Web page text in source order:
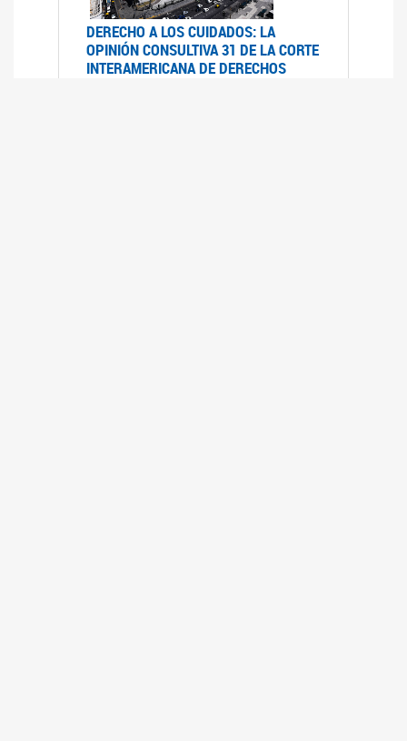
DERECHO A LOS CUIDADOS: LA
OPINIÓN CONSULTIVA 31 DE LA CORTE
INTERAMERICANA DE DERECHOS